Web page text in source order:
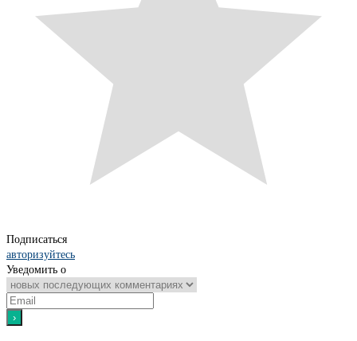
Подписаться
авторизуйтесь
Уведомить о